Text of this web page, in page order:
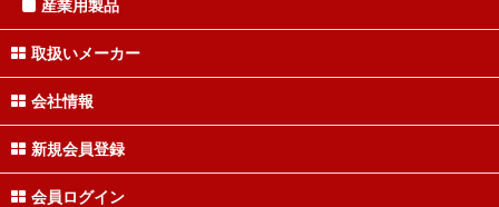
産業用製品
取扱いメーカー
会社情報
新規会員登録
会員ログイン